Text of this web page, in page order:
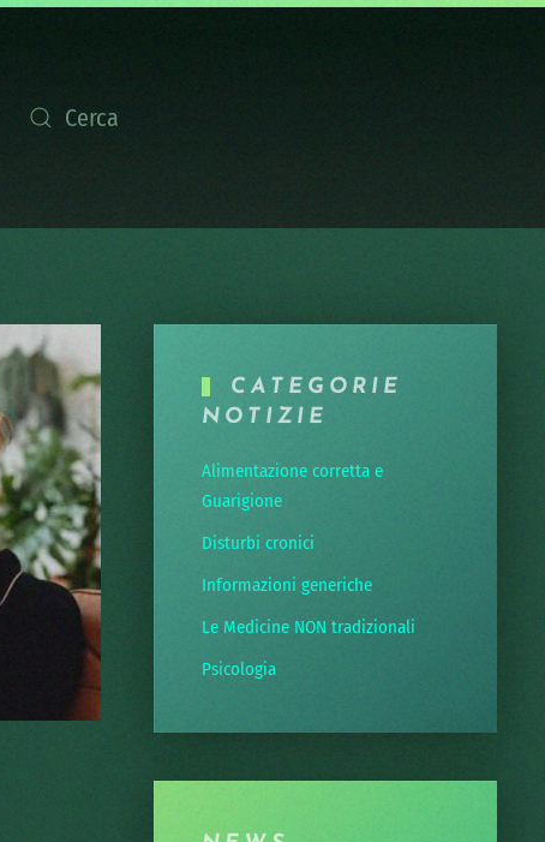
CATEGORIE
NOTIZIE
Alimentazione corretta e
Guarigione
Disturbi cronici
Informazioni generiche
Le Medicine NON tradizionali
Psicologia